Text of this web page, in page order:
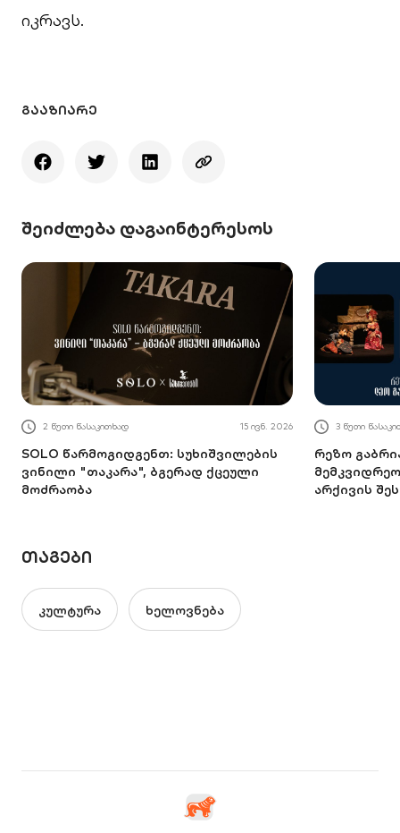
იკრავს.
ᲒᲐᲐᲖᲘᲐᲠᲔ
შეიძლება დაგაინტერესოს
2 წუთი წასაკითხად 15 ივნ. 2026
SOLO წარმოგიდგენთ: სუხიშვილების
ვინილი "თაკარა", ბგერად ქცეული
მოძრაობა
3 წუთი
რეზო
არქივის
ᲗᲐᲒᲔᲑᲘ
კულტურა ხელოვნება